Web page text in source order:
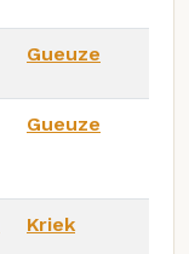
Gueuze
Gueuze
Kriek